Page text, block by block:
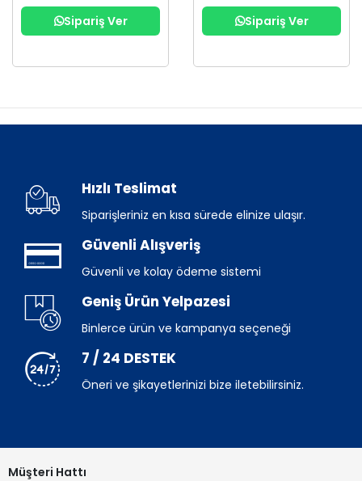
Sipariş Ver Sipariş Ver
Hızlı Teslimat
Siparişleriniz en kısa sürede elinize ulaşır.
Güvenli Alışveriş
Güvenli ve kolay ödeme sistemi
Geniş Ürün Yelpazesi
Binlerce ürün ve kampanya seçeneği
7 / 24 DESTEK
Öneri ve şikayetlerinizi bize iletebilirsiniz.
Müşteri Hattı